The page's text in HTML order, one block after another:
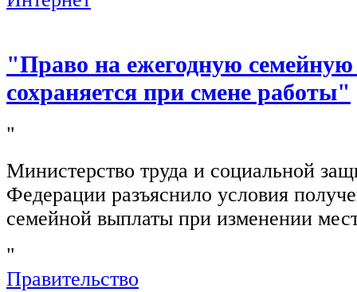
"Право на ежегодную
сохраняется при смене работы"
"
Министерство труда и социальной
Федерации разъяснило условия
семейной выплаты при изменении
"
Правительство